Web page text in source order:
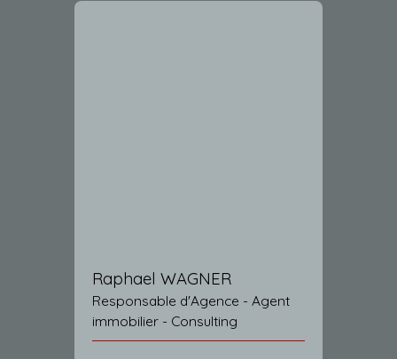
Raphael WAGNER
Responsable d'Agence - Agent
immobilier - Consulting